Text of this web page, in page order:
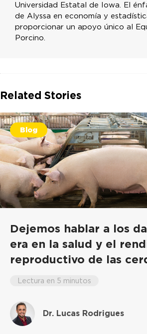
Universidad Estatal de Iowa. El
de Alyssa en economía y
proporcionar un apoyo único al
Porcino.
Related Stories
Blog
Dejemos hablar a los
era en la salud y el
reproductivo de las
Lectura en 5 minutos
Dr. Lucas Rodrigues